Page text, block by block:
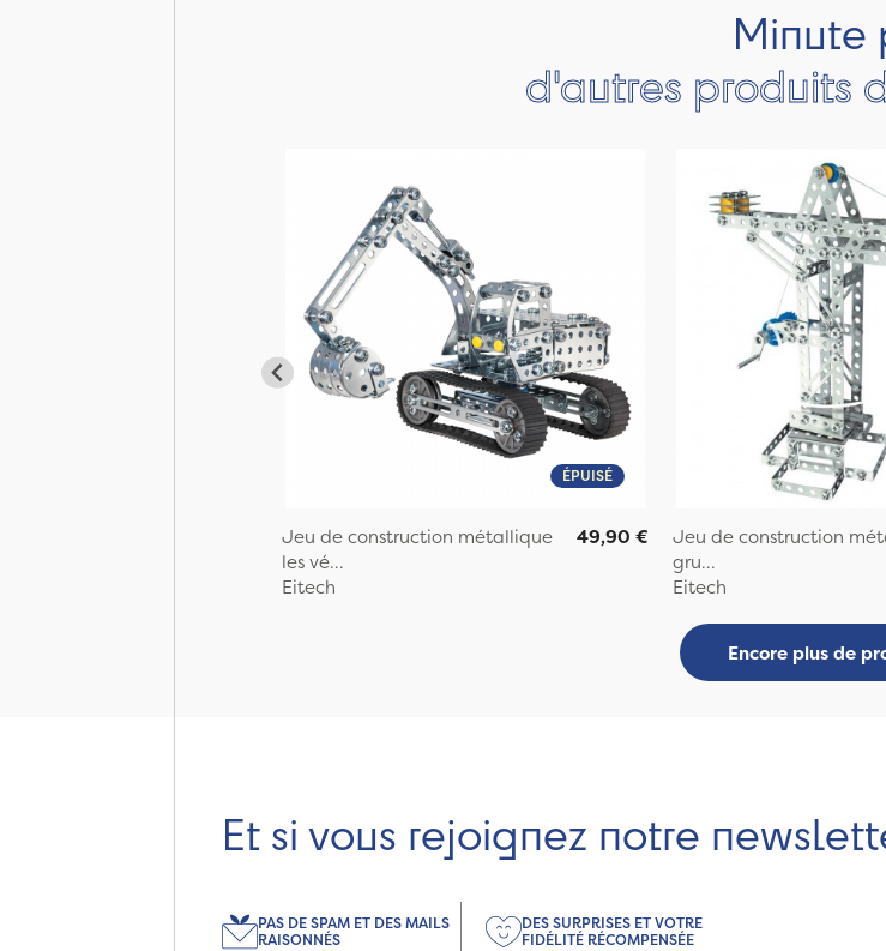
Minute
d'autres produits
ÉPUISÉ
Jeu de construction métallique
les vé...
Eitech
49,90 €
Jeu de construction
gru...
Eitech
Encore plus de
Et si vous rejoignez notre
PAS DE SPAM ET DES MAILS
RAISONNÉS
DES SURPRISES ET VOTRE
FIDÉLITÉ RÉCOMPENSÉE